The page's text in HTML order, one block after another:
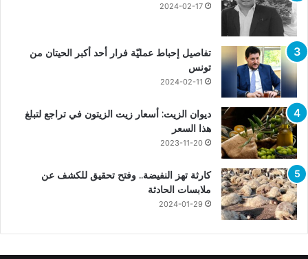
2024-02-17
تفاصيل إحباط عمليّة فرار أحد أكبر الحيتان من
تونس
2024-02-11
ديوان الزيت: أسعار زيت الزيتون في تراجع لتبلغ
هذا السعر
2023-11-20
كارثة تهز النفيضة.. وفتح تحقيق للكشف عن
ملابسات الحادثة
2024-01-29